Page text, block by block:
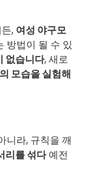
, 여성 야구모
방법이 될 수 있
없습니다, 새로
모습을 실험해
니라, 규칙을 깨
리를 섞다예전